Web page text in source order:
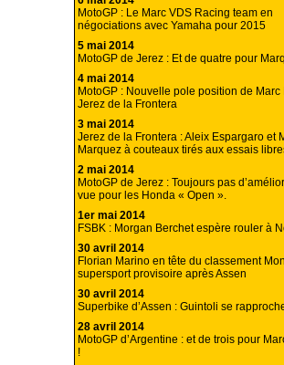
MotoGP : Le Marc VDS Racing team en
négociations avec Yamaha pour 2015
5 mai 2014
MotoGP de Jerez : Et de quatre pour
4 mai 2014
MotoGP : Nouvelle pole position de Marc
Jerez de la Frontera
3 mai 2014
Jerez de la Frontera : Aleix Espargaro et
Marquez à couteaux tirés aux essais
2 mai 2014
MotoGP de Jerez : Toujours pas
vue pour les Honda « Open ».
1er mai 2014
FSBK : Morgan Berchet espère rouler à
30 avril 2014
Florian Marino en tête du classement
supersport provisoire après Assen
30 avril 2014
Superbike d’Assen : Guintoli se
28 avril 2014
MotoGP d’Argentine : et de trois pour
!